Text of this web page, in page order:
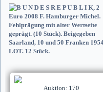
Auktion: 170